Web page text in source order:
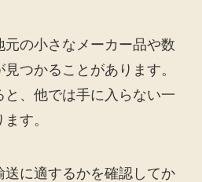
の小さなメーカー品や数
つかることがあります。
、他では手に入らない一
す。
送に適するかを確認してか